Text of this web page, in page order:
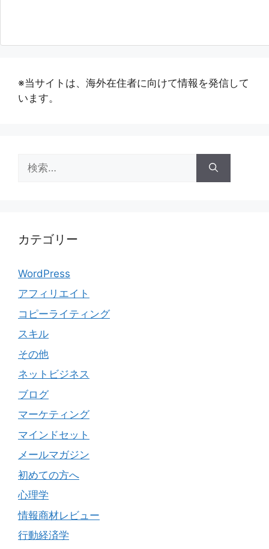
※当サイトは、海外在住者に向けて情報を発信して
います。
索:
カテゴリー
WordPress
アフィリエイト
コピーライティング
スキル
その他
ネットビジネス
ブログ
マーケティング
マインドセット
メールマガジン
初めての方へ
心理学
情報商材レビュー
行動経済学